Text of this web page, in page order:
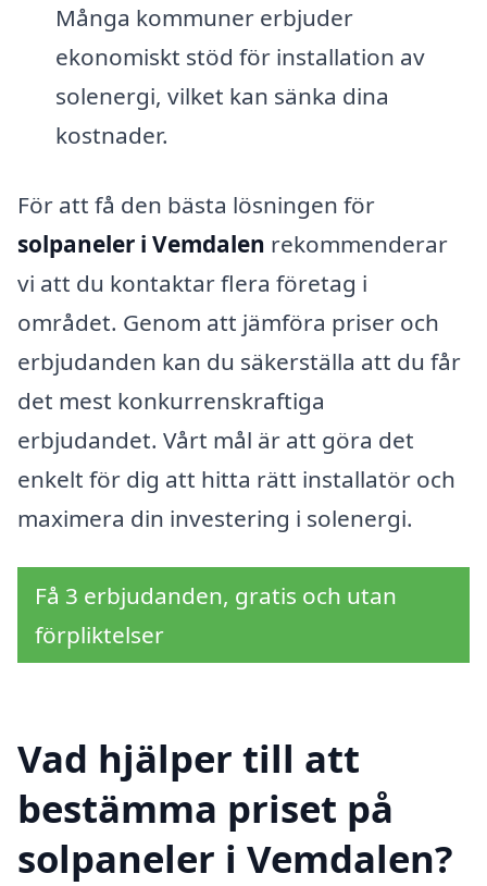
Många kommuner erbjuder
ekonomiskt stöd för installation av
solenergi, vilket kan sänka dina
kostnader.
För att få den bästa lösningen för
solpaneler i Vemdalen rekommenderar
vi att du kontaktar flera företag i
området. Genom att jämföra priser och
erbjudanden kan du säkerställa att du får
det mest konkurrenskraftiga
erbjudandet. Vårt mål är att göra det
enkelt för dig att hitta rätt installatör och
maximera din investering i solenergi.
Få 3 erbjudanden, gratis och utan
förpliktelser
Vad hjälper till att
bestämma priset på
solpaneler i Vemdalen?